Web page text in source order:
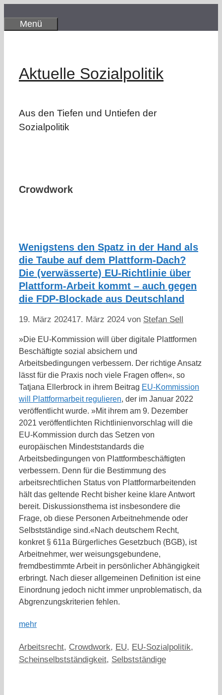
Inhalt
springen
Menü
Aktuelle Sozialpolitik
Aus den Tiefen und Untiefen der
Sozialpolitik
Crowdwork
Wenigstens den Spatz in der Hand als
die Taube auf dem Plattform-Dach?
Die (verwässerte) EU-Richtlinie über
Plattform-Arbeit kommt – auch gegen
die FDP-Blockade aus Deutschland
19. März 202417. März 2024 von Stefan Sell
»Die EU-Kommission will über digitale Plattformen
Beschäftigte sozial absichern und
Arbeitsbedingungen verbessern. Der richtige Ansatz
lässt für die Praxis noch viele Fragen offen«, so
Tatjana Ellerbrock in ihrem Beitrag EU-Kom­mis­sion
will Platt­form­ar­beit regu­lieren, der im Januar 2022
veröffentlicht wurde. »Mit ihrem am 9. Dezember
2021 veröffentlichten Richtlinienvorschlag will die
EU-Kommission durch das Setzen von
europäischen Mindeststandards die
Arbeitsbedingungen von Plattformbeschäftigten
verbessern. Denn für die Bestimmung des
arbeitsrechtlichen Status von Plattformarbeitenden
hält das geltende Recht bisher keine klare Antwort
bereit. Diskussionsthema ist insbesondere die
Frage, ob diese Personen Arbeitnehmende oder
Selbstständige sind.«Nach deutschem Recht,
konkret § 611a Bürgerliches Gesetzbuch (BGB), ist
Arbeitnehmer, wer weisungsgebundene,
fremdbestimmte Arbeit in persönlicher Abhängigkeit
erbringt. Nach dieser allgemeinen Definition ist eine
Einordnung jedoch nicht immer unproblematisch, da
Abgrenzungskriterien fehlen.
mehr
Kategorien
Arbeitsrecht, Crowdwork, EU, EU-Sozialpolitik,
Scheinselbstständigkeit, Selbstständige